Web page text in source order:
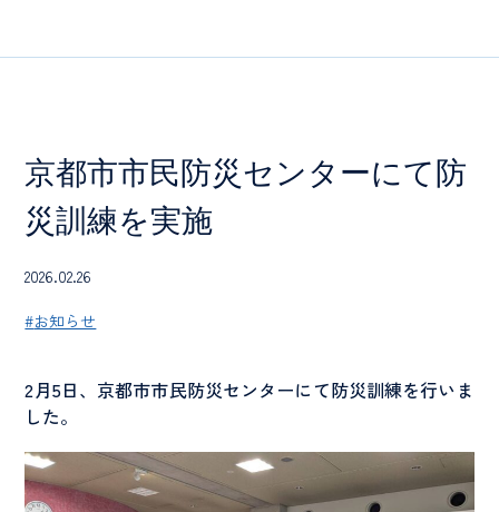
京都市市民防災センターにて防
災訓練を実施
2026.02.26
お知らせ
2月5日、京都市市民防災センターにて防災訓練を行いま
した。